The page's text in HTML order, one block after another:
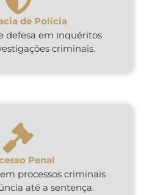
de Polícia
defesa em inquéritos
criminais.
Penal
processos criminais
até a sentença.